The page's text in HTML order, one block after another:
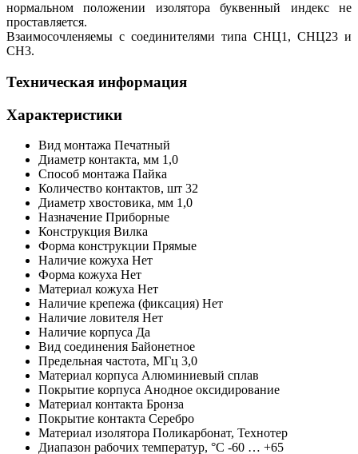
нормальном положении изолятора буквенный индекс не
проставляется.
Взаимосочленяемы с соединителями типа СНЦ1, СНЦ23 и
СН3.
Техническая информация
Характеристики
Вид монтажа Печатный
Диаметр контакта, мм 1,0
Способ монтажа Пайка
Количество контактов, шт 32
Диаметр хвостовика, мм 1,0
Назначение Приборные
Конструкция Вилка
Форма конструкции Прямые
Наличие кожуха Нет
Форма кожуха Нет
Материал кожуха Нет
Наличие крепежа (фиксация) Нет
Наличие ловителя Нет
Наличие корпуса Да
Вид соединения Байонетное
Предельная частота, МГц 3,0
Материал корпуса Алюминиевый сплав
Покрытие корпуса Анодное оксидирование
Материал контакта Бронза
Покрытие контакта Серебро
Материал изолятора Поликарбонат, Технотер
Диапазон рабочих температур, °С -60 … +65